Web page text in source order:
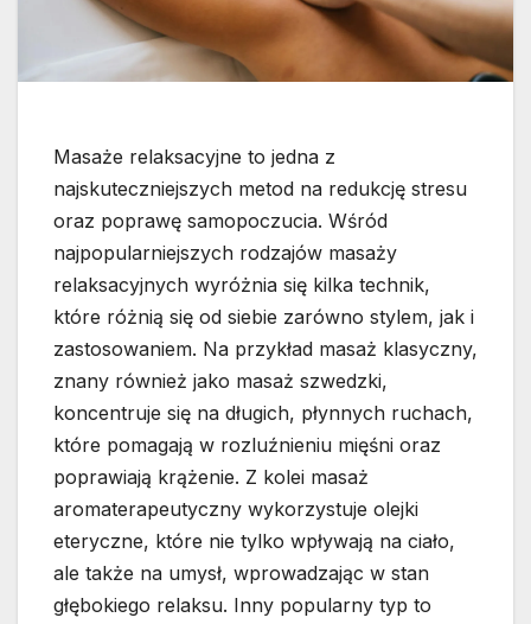
Masaże relaksacyjne to jedna z
najskuteczniejszych metod na redukcję stresu
oraz poprawę samopoczucia. Wśród
najpopularniejszych rodzajów masaży
relaksacyjnych wyróżnia się kilka technik,
które różnią się od siebie zarówno stylem, jak i
zastosowaniem. Na przykład masaż klasyczny,
znany również jako masaż szwedzki,
koncentruje się na długich, płynnych ruchach,
które pomagają w rozluźnieniu mięśni oraz
poprawiają krążenie. Z kolei masaż
aromaterapeutyczny wykorzystuje olejki
eteryczne, które nie tylko wpływają na ciało,
ale także na umysł, wprowadzając w stan
głębokiego relaksu. Inny popularny typ to